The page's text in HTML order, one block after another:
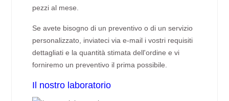
pezzi al mese.
Se avete bisogno di un preventivo o di un servizio
personalizzato, inviateci via e-mail i vostri requisiti
dettagliati e la quantità stimata dell'ordine e vi
forniremo un preventivo il prima possibile.
Il nostro laboratorio